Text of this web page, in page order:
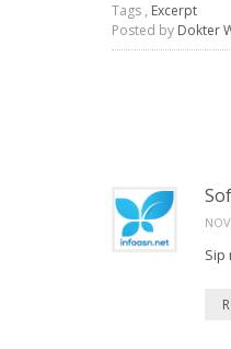
Tags , Excerpt
Posted by Dokter
Sip